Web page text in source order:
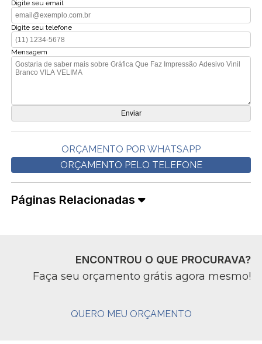
Digite seu email
Digite seu telefone
Mensagem
ORÇAMENTO POR WHATSAPP
ORÇAMENTO PELO TELEFONE
Páginas Relacionadas
ENCONTROU O QUE PROCURAVA?
Faça seu orçamento grátis agora mesmo!
QUERO MEU ORÇAMENTO